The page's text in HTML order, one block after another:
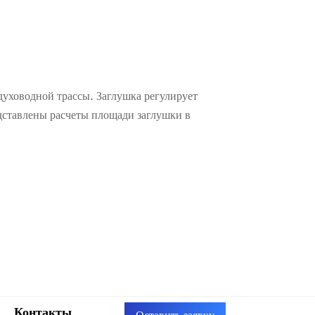
трассы. Заглушка регулирует
расчеты площади заглушки в